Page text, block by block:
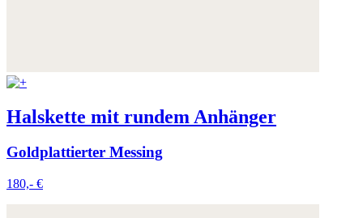
Halskette mit rundem Anhänger
Goldplattierter Messing
180,- €